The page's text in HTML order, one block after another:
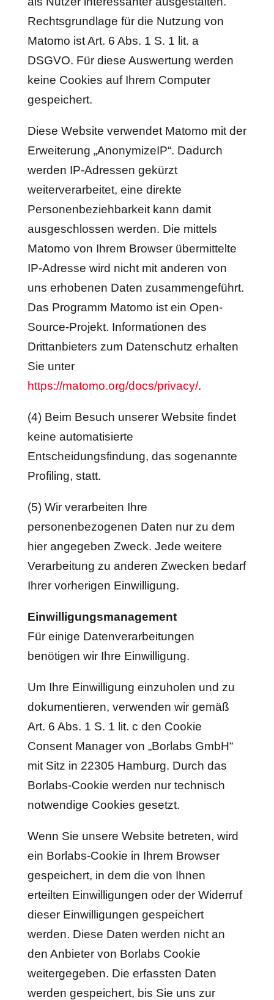
Rechtsgrundlage für die Nutzung von
Matomo ist Art. 6 Abs. 1 S. 1 lit. a
DSGVO. Für diese Auswertung werden
keine Cookies auf Ihrem Computer
gespeichert.
Diese Website verwendet Matomo mit der
Erweiterung „AnonymizeIP“. Dadurch
werden IP-Adressen gekürzt
weiterverarbeitet, eine direkte
Personenbeziehbarkeit kann damit
ausgeschlossen werden. Die mittels
Matomo von Ihrem Browser übermittelte
IP-Adresse wird nicht mit anderen von
uns erhobenen Daten zusammengeführt.
Das Programm Matomo ist ein Open-
Source-Projekt. Informationen des
Drittanbieters zum Datenschutz erhalten
Sie unter
https://matomo.org/docs/privacy/.
(4) Beim Besuch unserer Website findet
keine automatisierte
Entscheidungsfindung, das sogenannte
Profiling, statt.
(5) Wir verarbeiten Ihre
personenbezogenen Daten nur zu dem
hier angegeben Zweck. Jede weitere
Verarbeitung zu anderen Zwecken bedarf
Ihrer vorherigen Einwilligung.
Einwilligungsmanagement
Für einige Datenverarbeitungen
benötigen wir Ihre Einwilligung.
Um Ihre Einwilligung einzuholen und zu
dokumentieren, verwenden wir gemäß
Art. 6 Abs. 1 S. 1 lit. c den Cookie
Consent Manager von „Borlabs GmbH“
mit Sitz in 22305 Hamburg. Durch das
Borlabs-Cookie werden nur technisch
notwendige Cookies gesetzt.
Wenn Sie unsere Website betreten, wird
ein Borlabs-Cookie in Ihrem Browser
gespeichert, in dem die von Ihnen
erteilten Einwilligungen oder der Widerruf
dieser Einwilligungen gespeichert
werden. Diese Daten werden nicht an
den Anbieter von Borlabs Cookie
weitergegeben. Die erfassten Daten
werden gespeichert, bis Sie uns zur